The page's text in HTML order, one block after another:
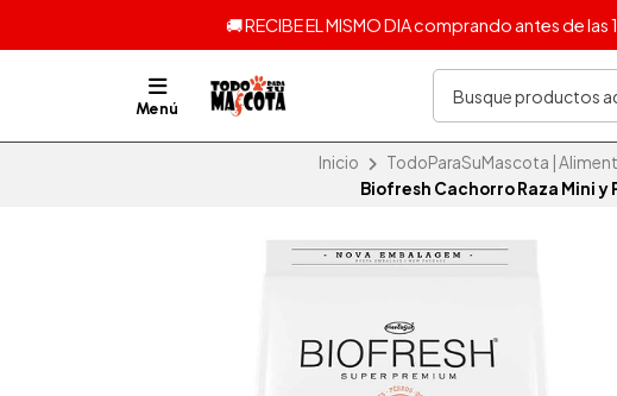
🚚 RECIBE EL MISMO DIA comprando antes de
Menú
Inicio TodoParaSuMascota |
Biofresh Cachorro Raza Mini